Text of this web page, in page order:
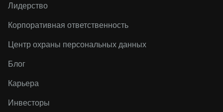
Лидерство
Корпоративная ответственность
Центр охраны персональных данных
Блог
Карьера
Инвесторы